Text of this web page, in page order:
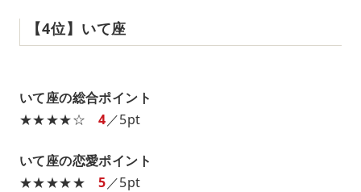
【4位】いて座
いて座の総合ポイント
★★★★☆4／5pt
いて座の恋愛ポイント
★★★★★5／5pt